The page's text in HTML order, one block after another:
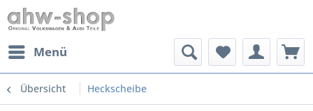
Menü
Übersicht Heckscheibe